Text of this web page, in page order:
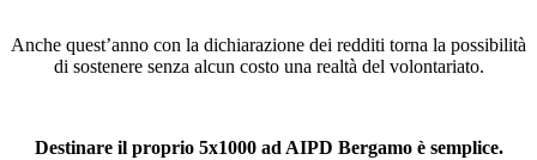
Anche quest’anno con la dichiarazione dei redditi torna la possibilità
di sostenere senza alcun costo una realtà del volontariato.
Destinare il proprio 5x1000 ad AIPD Bergamo è semplice.